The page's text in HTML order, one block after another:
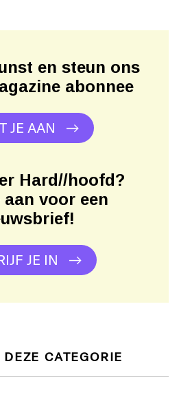
en steun ons
abonnee
JE AAN
Hard//hoofd?
aan voor een
JE IN
CATEGORIE